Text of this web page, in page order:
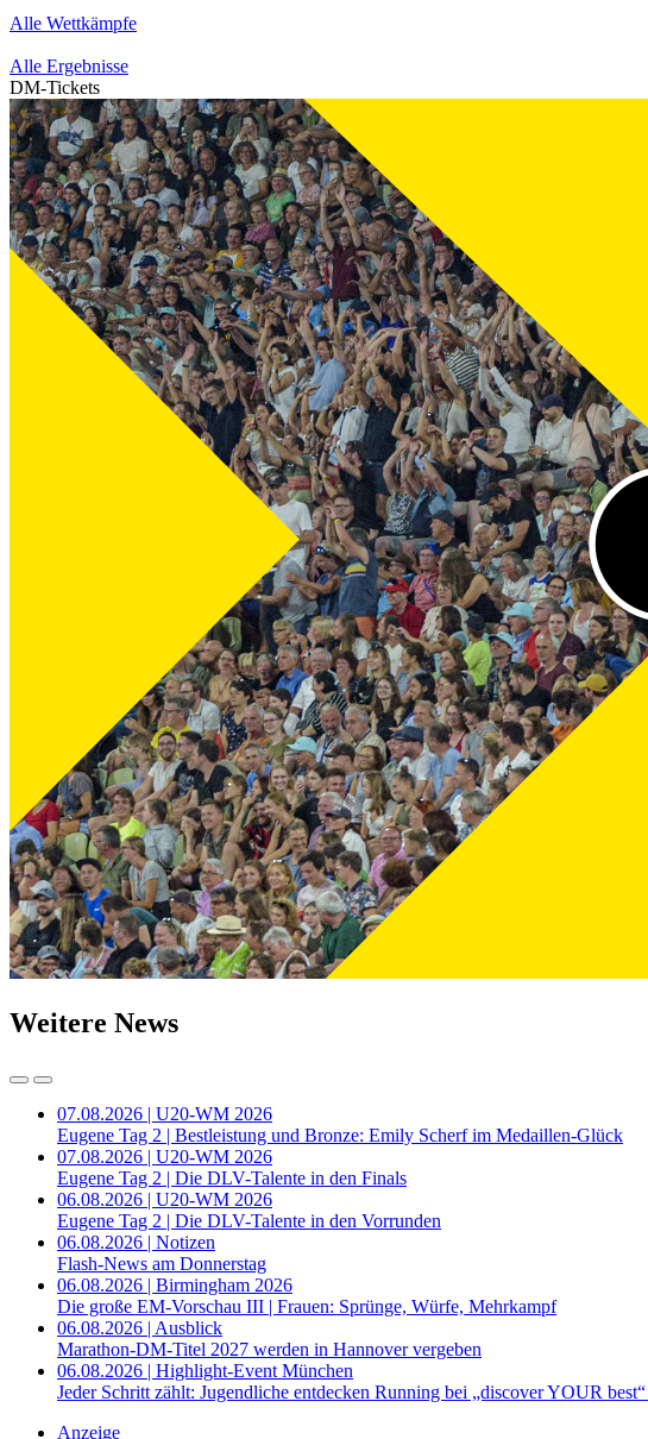
Alle Wettkämpfe
Alle Ergebnisse
DM-Tickets
Weitere News
07.08.2026 | U20-WM 2026
Eugene Tag 2 | Bestleistung und Bronze: Emily Scherf im Medaillen-Glück
07.08.2026 | U20-WM 2026
Eugene Tag 2 | Die DLV-Talente in den Finals
06.08.2026 | U20-WM 2026
Eugene Tag 2 | Die DLV-Talente in den Vorrunden
06.08.2026 | Notizen
Flash-News am Donnerstag
06.08.2026 | Birmingham 2026
Die große EM-Vorschau III | Frauen: Sprünge, Würfe, Mehrkampf
06.08.2026 | Ausblick
Marathon-DM-Titel 2027 werden in Hannover vergeben
06.08.2026 | Highlight-Event München
Jeder Schritt zählt: Jugendliche entdecken Running bei „discover YOUR best“
Anzeige